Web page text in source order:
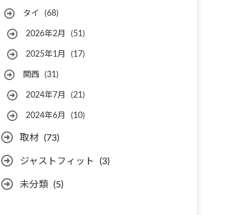
タイ (68)
2026年2月 (51)
2025年1月 (17)
関西 (31)
2024年7月 (21)
2024年6月 (10)
取材 (73)
ジャストフィット (3)
未分類 (5)